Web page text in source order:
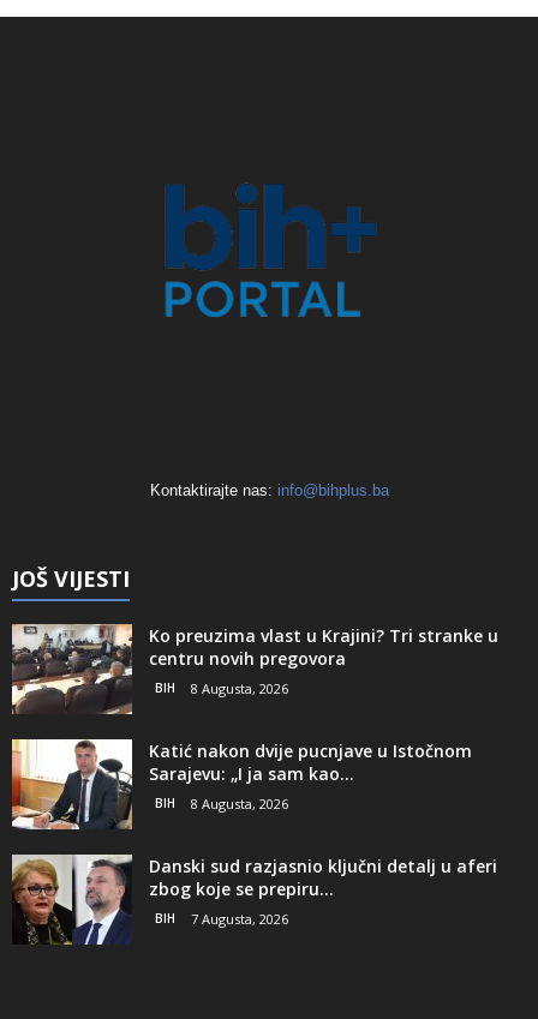
Kontaktirajte nas: info@bihplus.ba
JOŠ VIJESTI
Ko preuzima vlast u Krajini? Tri stranke u
centru novih pregovora
BIH 8 Augusta, 2026
Katić nakon dvije pucnjave u Istočnom
Sarajevu: „I ja sam kao...
BIH 8 Augusta, 2026
Danski sud razjasnio ključni detalj u aferi
zbog koje se prepiru...
BIH 7 Augusta, 2026